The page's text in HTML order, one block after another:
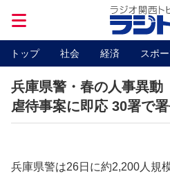
トップ 社会 経済 スポ
兵庫県警・春の人事異
虐待事案に即応 30署で
兵庫県警は26日に約2,200人規